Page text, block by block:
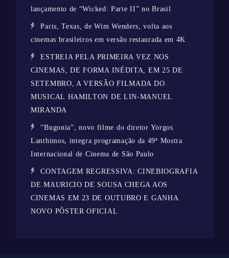
lançamento de “Wicked: Parte II” no Brasil
Paris, Texas, de Wim Wenders, volta aos
cinemas brasileiros em versão restaurada em 4K
ESTREIA PELA PRIMEIRA VEZ NOS
CINEMAS, DE FORMA INÉDITA, EM 25 DE
SETEMBRO, A VERSÃO FILMADA DO
MUSICAL HAMILTON DE LIN-MANUEL
MIRANDA
“Bugonia”, novo filme do diretor Yorgos
Lanthimos, integra programação da 49ª Mostra
Internacional de Cinema de São Paulo
CONTAGEM REGRESSIVA: CINEBIOGRAFIA
DE MAURICIO DE SOUSA CHEGA AOS
CINEMAS EM 23 DE OUTUBRO E GANHA
NOVO PÔSTER OFICIAL